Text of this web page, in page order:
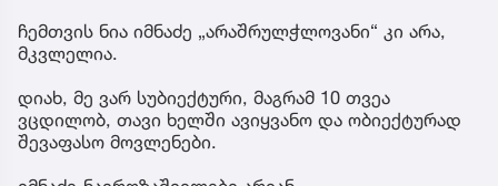
ჩემთვის ნია იმნაძე „არაშრულჭლოვანი“ კი არა,
მკვლელია.
დიახ, მე ვარ სუბიექტური, მაგრამ 10 თვეა
ვცდილობ, თავი ხელში ავიყვანო და ობიექტურად
შევაფასო მოვლენები.